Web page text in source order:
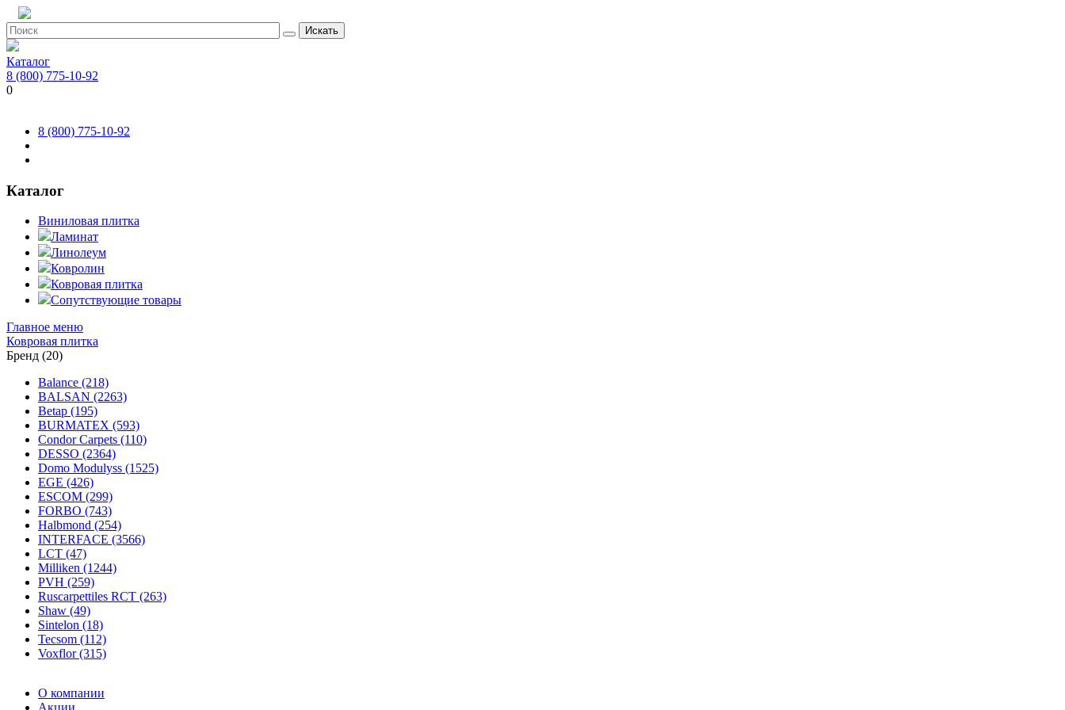
Искать
Каталог
8 (800) 775-10-92
0
8 (800) 775-10-92
Каталог
Виниловая плитка
Ламинат
Линолеум
Ковролин
Ковровая плитка
Сопутствующие товары
Главное меню
Ковровая плитка
Бренд (20)
Balance (218)
BALSAN (2263)
Betap (195)
BURMATEX (593)
Condor Carpets (110)
DESSO (2364)
Domo Modulyss (1525)
EGE (426)
ESCOM (299)
FORBO (743)
Halbmond (254)
INTERFACE (3566)
LCT (47)
Milliken (1244)
PVH (259)
Ruscarpettiles RCT (263)
Shaw (49)
Sintelon (18)
Tecsom (112)
Voxflor (315)
О компании